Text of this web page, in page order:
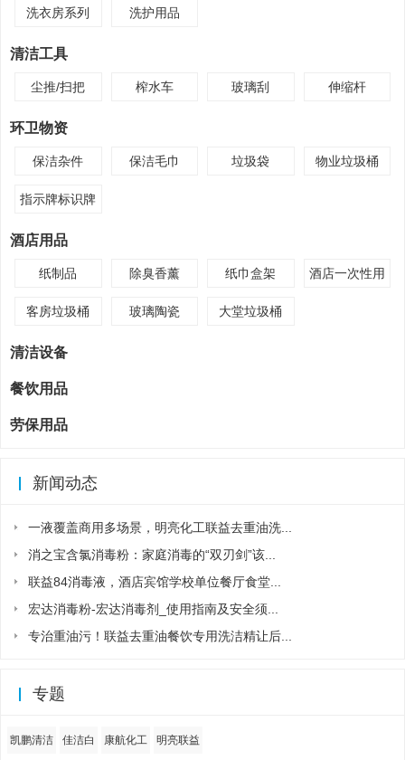
洗衣房系列 洗护用品
清洁工具
尘推/扫把 榨水车 玻璃刮 伸缩杆
环卫物资
保洁杂件 保洁毛巾 垃圾袋 物业垃圾桶
指示牌标识牌
酒店用品
纸制品 除臭香薰 纸巾盒架
酒店一次性用
客房垃圾桶 玻璃陶瓷 大堂垃圾桶
清洁设备
餐饮用品
劳保用品
新闻动态
一液覆盖商用多场景，明亮化工联益去重油洗...
消之宝含氯消毒粉：家庭消毒的“双刃剑”该...
联益84消毒液，酒店宾馆学校单位餐厅食堂...
宏达消毒粉-宏达消毒剂_使用指南及安全须...
专治重油污！联益去重油餐饮专用洗洁精让后...
专题
凯鹏清洁 佳洁白 康航化工 明亮联益